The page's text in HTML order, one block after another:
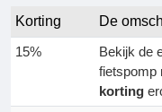
Korting De
15%
Bekijk de
fietspomp
korting